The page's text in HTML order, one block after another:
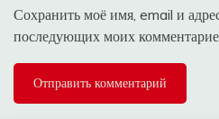
Сохранить моё имя, email и
последующих моих